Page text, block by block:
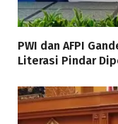
PWI dan AFPI
Literasi Pindar